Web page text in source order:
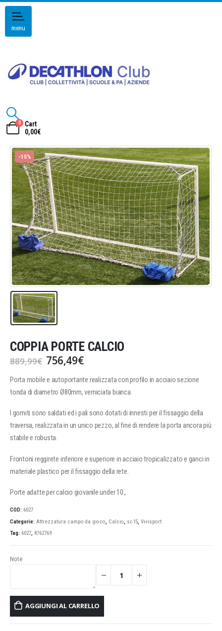
menu
0
Cart
0,00€
-15%
COPPIA PORTE CALCIO
889,99€ Il
prezzo
originale
era:
889,99€.
756,49€Il
attuale
è:
756,49€.
Porta mobile e autoportante realizzata con profilo in acciaio sezione
tonda di diametro Ø80mm, verniciata bianca.
I gomiti sono saldati ed i pali sono dotati di innesti per il fissaggio della
traversa, realizzata in un unico pezzo, al fine di rendere la porta ancora più
stabile e robusta.
Frontoni reggirete inferiore e superiore in acciaio tropicalizzato e ganci in
materiale plastico per il fissaggio della rete.
Porte adatte per calcio giovanile under 10.,
COD: 6027
Categorie: Attrezzatura campo da gioco, Calcio, sc15, Vivisport
Tag: 6027, 8762769
Note
AGGIUNGI AL CARRELLO